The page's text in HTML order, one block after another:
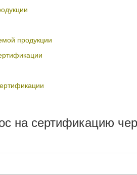
продукции
на сертификацию